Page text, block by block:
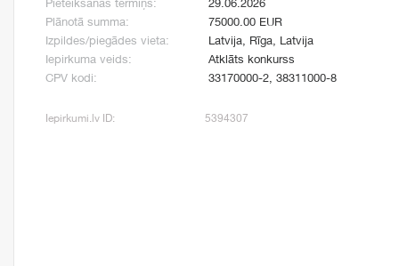
Pieteikšanās termiņš:
29.06.2026
Plānotā summa:
75000.00 EUR
Izpildes/piegādes vieta:
Latvija, Rīga, Latvija
Iepirkuma veids:
Atklāts konkurss
CPV kodi:
33170000-2, 38311000-8
Iepirkumi.lv ID: 5394307